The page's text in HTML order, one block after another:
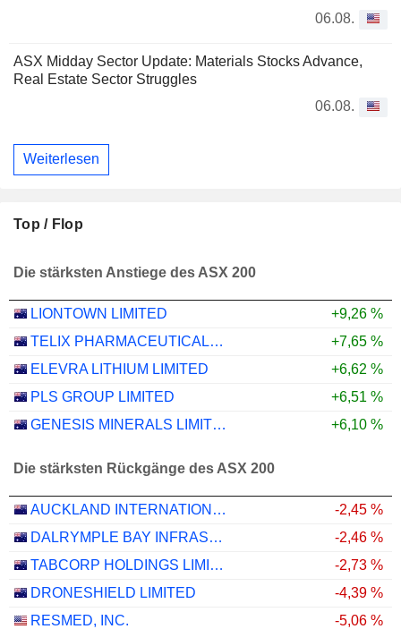
06.08.
ASX Midday Sector Update: Materials Stocks Advance,
Real Estate Sector Struggles
06.08.
Weiterlesen
Top / Flop
Die stärksten Anstiege des ASX 200
LIONTOWN LIMITED
+9,26 %
TELIX PHARMACEUTICALS LIMITED
+7,65 %
ELEVRA LITHIUM LIMITED
+6,62 %
PLS GROUP LIMITED
+6,51 %
GENESIS MINERALS LIMITED
+6,10 %
Die stärksten Rückgänge des ASX 200
AUCKLAND INTERNATIONAL AIRPORT LIMITED
-2,45 %
DALRYMPLE BAY INFRASTRUCTURE LIMITED
-2,46 %
TABCORP HOLDINGS LIMITED
-2,73 %
DRONESHIELD LIMITED
-4,39 %
RESMED, INC.
-5,06 %